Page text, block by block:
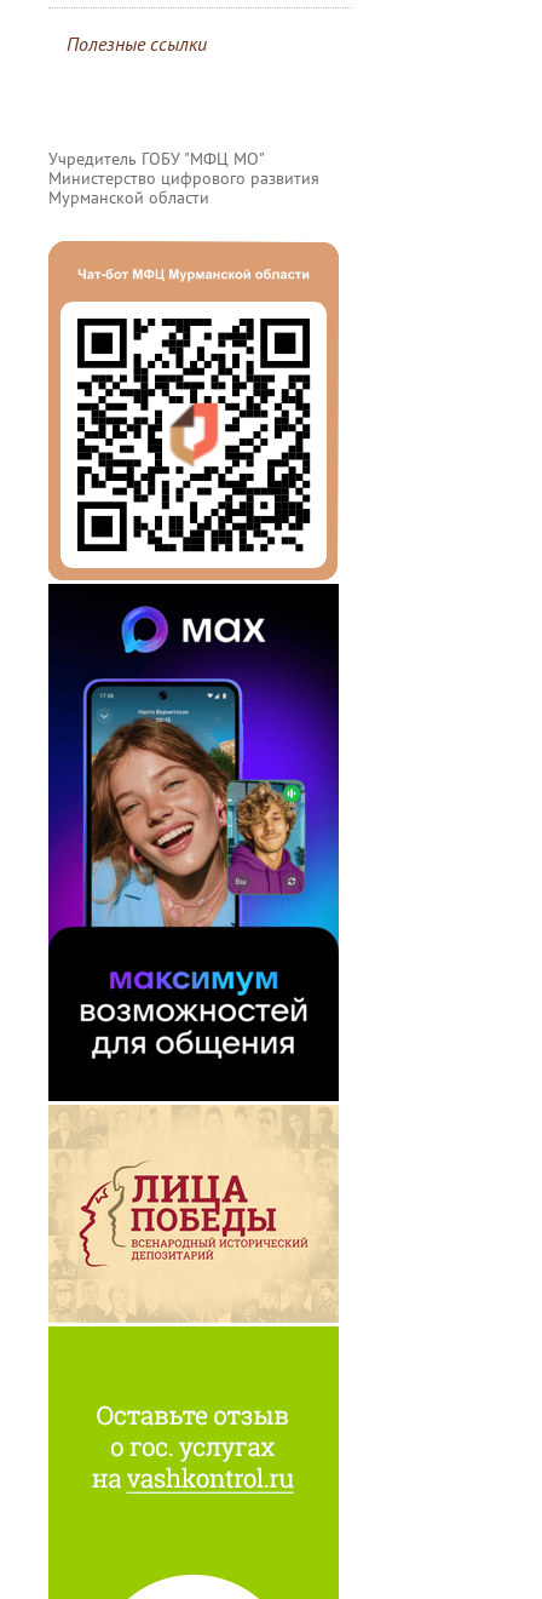
Полезные ссылки
Учредитель ГОБУ "МФЦ МО"
Министерство цифрового развития
Мурманской области